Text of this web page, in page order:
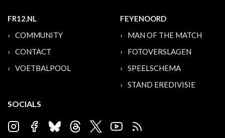
FR12.NL
COMMUNITY
CONTACT
VOETBALPOOL
FEYENOORD
MAN OF THE MATCH
FOTOVERSLAGEN
SPEELSCHEMA
STAND EREDIVISIE
SOCIALS